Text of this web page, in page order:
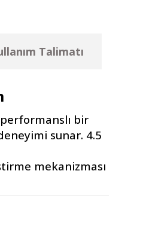
Talimatı
bir
sunar. 4.5
mekanizması